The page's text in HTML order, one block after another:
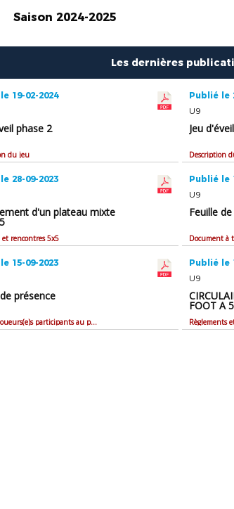
Saison 2024-2025
Les dernières
19-02-2024
phase 2
du jeu
Publié le
U9
Jeu
Description
28-09-2023
d'un plateau mixte
et rencontres 5x5
Publié le
U9
Feuille
Document à
15-09-2023
présence
Liste des joueurs(e)s participants au plateau
Publié le
U9
FOOT A 5
Règlements